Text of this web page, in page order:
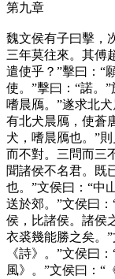
第九章
魏文侯有子曰擊，
三年莫往來。其傅
遣使乎？”擊曰：“
使。”擊曰：“諾。
嗜晨鴈。”遂求北
有北犬晨鴈，使蒼
犬，嗜晨鴈也。”
而不對。三問而三
聞諸侯不名君。既
也。”文侯曰：“中
送於郊。”文侯曰
侯，比諸侯。諸侯
衣裘幾能勝之矣。
《詩》。”文侯曰
風》。”文侯曰：“